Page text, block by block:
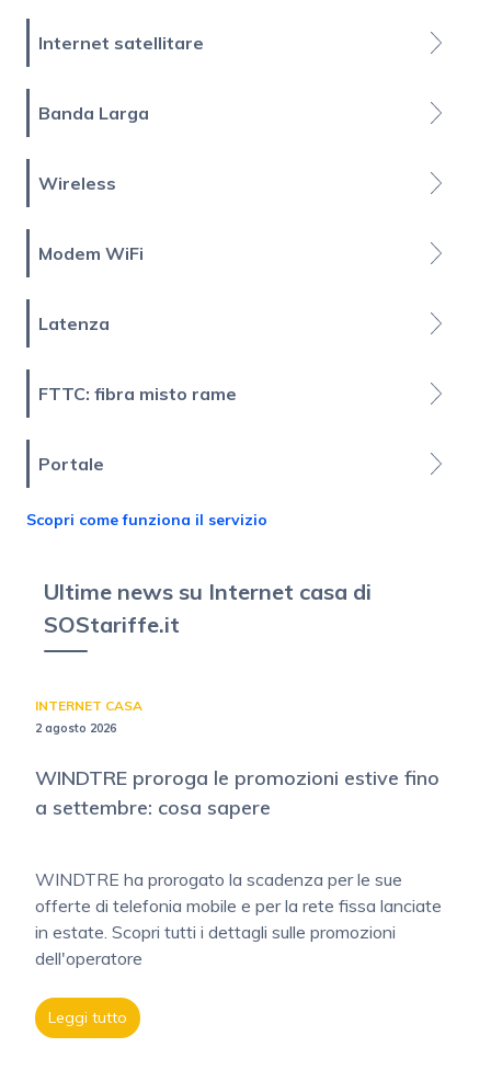
Internet satellitare
Banda Larga
Wireless
Modem WiFi
Latenza
FTTC: fibra misto rame
Portale
Scopri come funziona il servizio
Ultime news su Internet casa di
SOStariffe.it
INTERNET CASA
2 agosto 2026
WINDTRE proroga le promozioni estive fino
a settembre: cosa sapere
WINDTRE ha prorogato la scadenza per le sue
offerte di telefonia mobile e per la rete fissa lanciate
in estate. Scopri tutti i dettagli sulle promozioni
dell'operatore
Leggi tutto